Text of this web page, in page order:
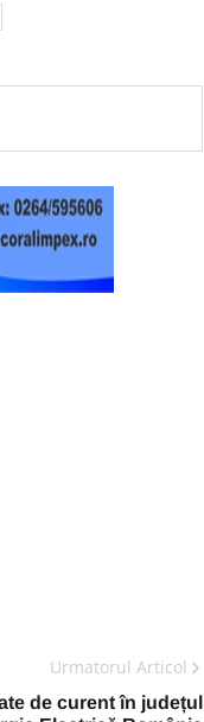
Urmatorul Articol
de curent în județul